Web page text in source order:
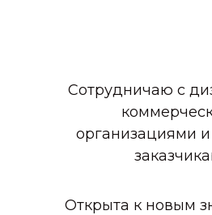
Сотрудничаю с
организациями
Открыта к новым